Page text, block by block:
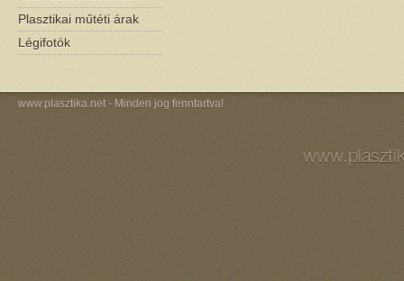
Plasztikai műtéti árak
Légifotók
www.plasztika.net - Minden jog fenntartva!